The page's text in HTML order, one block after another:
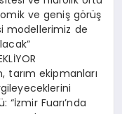
ve geniş görüş
modellerimiz de
tarım ekipmanları
Fuarı’nda